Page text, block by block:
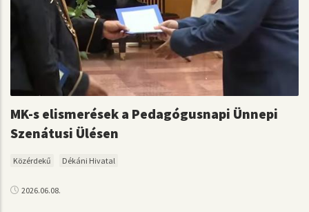
MK-s elismerések a Pedagógusnapi Ünnepi
Szenátusi Ülésen
Közérdekű Dékáni Hivatal
2026.06.08.